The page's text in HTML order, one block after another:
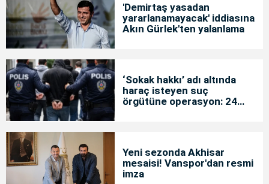
'Demirtaş yasadan
yararlanamayacak' iddiasına
Akın Gürlek'ten yalanlama
‘Sokak hakkı’ adı altında
haraç isteyen suç
örgütüne operasyon: 24
Yeni sezonda Akhisar
mesaisi! Vanspor'dan resmi
imza